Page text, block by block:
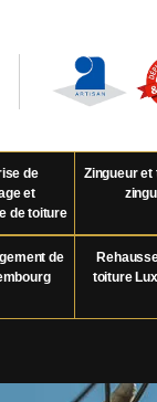
de
et
de toiture
Zingueur et
de
toiture